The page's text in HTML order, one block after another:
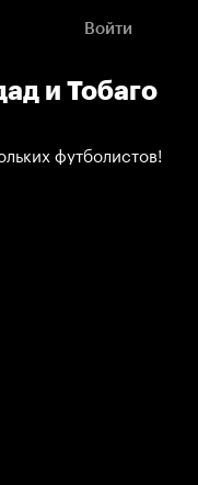
Войти
и Тобаго
футболистов!